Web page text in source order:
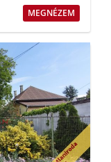
MEGNÉZEM